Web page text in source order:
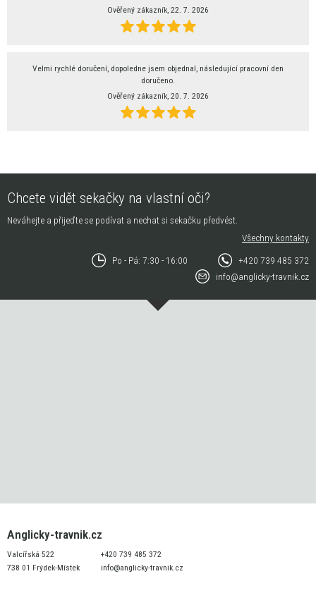
Ověřený zákazník, 22. 7. 2026
Velmi rychlé doručení, dopoledne jsem objednal, následující pracovní den
doručeno.
Ověřený zákazník, 20. 7. 2026
Chcete vidět sekačky na vlastní oči?
Neváhejte a přijeďte se podívat a nechat si sekačku předvést.
Všechny kontakty
Po - Pá: 7:30 - 16:00
+420 739 485 372
info@anglicky-travnik.cz
Anglicky-travnik.cz
Valcířská 522
738 01 Frýdek-Místek
+420 739 485 372
info@anglicky-travnik.cz